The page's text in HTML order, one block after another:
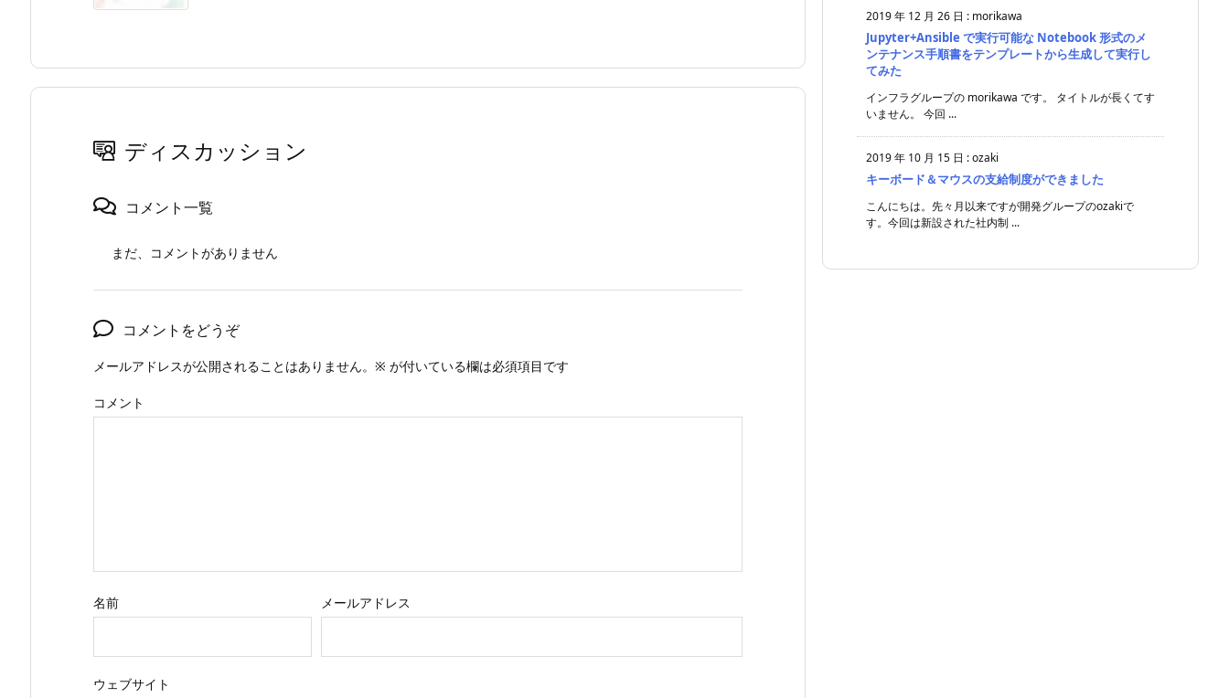
ディスカッション
コメント一覧
まだ、コメントがありません
コメントをどうぞ
メールアドレスが公開されることはありません。 ※ が付いている欄は必須項目です
コメント
名前 メールアドレス
ウェブサイト
2019 年 12 月 26 日 : morikawa
Jupyter+Ansible で実行可能な Notebook 形式のメ
ンテナンス手順書をテンプレートから生成して実行し
てみた
インフラグループの morikawa です。 タイトルが長くてす
いません。 今回 ...
2019 年 10 月 15 日 :ozaki
キーボード＆マウスの支給制度ができました
こんにちは。先々月以来ですが開発グループのozakiで
す。今回は新設された社内制 ...